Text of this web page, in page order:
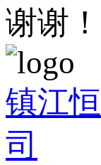
谢谢！
镇江
司